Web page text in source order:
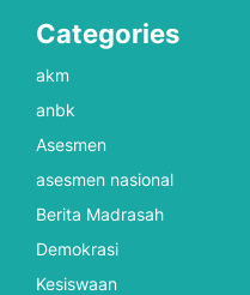
Categories
akm
anbk
Asesmen
asesmen nasional
Berita Madrasah
Demokrasi
Kesiswaan